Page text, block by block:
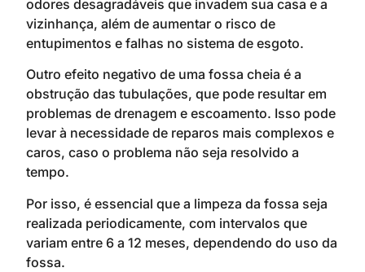
odores desagradáveis que invadem sua casa e a
vizinhança, além de aumentar o risco de
entupimentos e falhas no sistema de esgoto.
Outro efeito negativo de uma fossa cheia é a
obstrução das tubulações, que pode resultar em
problemas de drenagem e escoamento. Isso pode
levar à necessidade de reparos mais complexos e
caros, caso o problema não seja resolvido a
tempo.
Por isso, é essencial que a limpeza da fossa seja
realizada periodicamente, com intervalos que
variam entre 6 a 12 meses, dependendo do uso da
fossa.